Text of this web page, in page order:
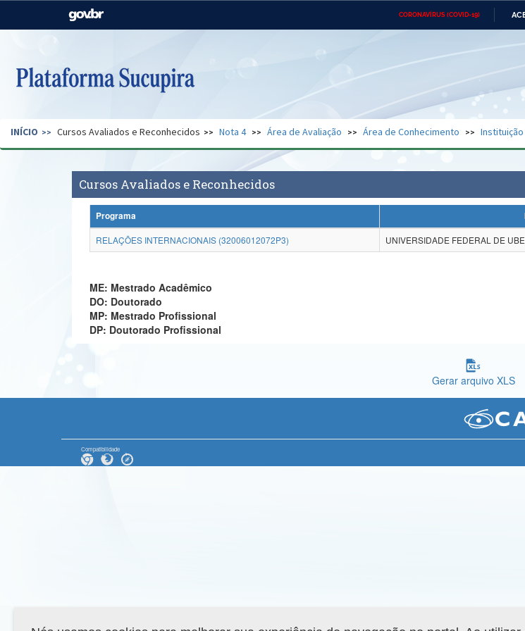
CORONAVÍRUS (COVID-19)
Casa Civil Ministério
Pecuária e Abastecimento
Ministério do Desenvolvimento
Regional
Secretaria de Governo Gabinete de Segurança Advocacia-Geral da União Banco
INÍCIO Cursos Avaliados e Reconhecidos Nota 4 Área de Avaliação Área de Conhecimento
Cursos Avaliados e Reconhecidos
Programa
RELAÇÕES INTERNACIONAIS (32006012072P3)
UNIVERSIDADE FEDERAL DE
ME: Mestrado Acadêmico
DO: Doutorado
MP: Mestrado Profissional
DP: Doutorado Profissional
Gerar arquivo XLS
Compatibilidade